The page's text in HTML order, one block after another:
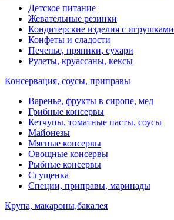
Детское питание
Жевательные резинки
Кондитерские изделия с игрушками
Конфеты и сладости
Печенье, пряники, сухари
Рулеты, круассаны, кексы
Консервация, соусы, приправы
Варенье, фрукты в сиропе, мед
Грибные консервы
Кетчупы, томатные пасты, соусы
Майонезы
Мясные консервы
Овощные консервы
Рыбные консервы
Сгущенка
Специи, приправы, маринады
Крупа, макароны,бакалея